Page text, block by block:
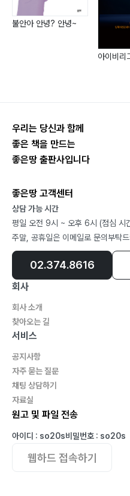
CH.2 조동사
2. 의무 / 제안의 조동사
6. 추측을 표현하는 다른 조
7. used to와 would의 비교
8. 조동사+have p.p
CH.3 가정법
Unit.3 집중 영작 연습
불안아 안녕? 안녕~
아이비리
우리는 당신과 함께
좋은 책을 만드는
좋은땅 출판사입니다
좋은땅 고객센터
상담 가능 시간
평일 오전 9시 ~ 오후 6시 (점심 시
주말, 공휴일은 이메일로 문의부탁
02.374.8616
회사
회사 소개
찾아오는 길
서비스
공지사항
자주 묻는 질문
채팅 상담하기
자료실
원고 및 파일 전송
아이디 : so20s비밀번호 : so20s
웹하드 접속하기